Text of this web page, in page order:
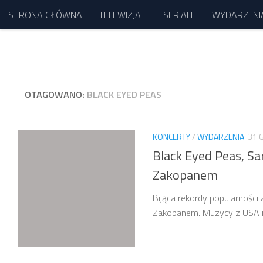
Przejdź do treści
STRONA GŁÓWNA TELEWIZJA SERIALE
OTAGOWANO: BLACK EYED PEAS
KONCERTY/WYDARZENIA 31
Black Eyed Peas,
Zakopanem
Bijąca rekordy
Zakopanem. Muzycy z